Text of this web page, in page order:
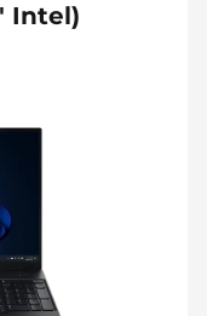
Intel)